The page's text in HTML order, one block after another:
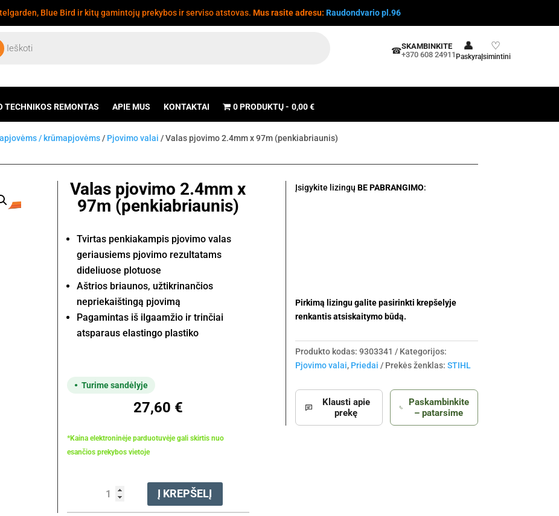
Blue Bird ir kitų gamintojų prekybos ir serviso atstovas. Mus rasite adresu: Raudondvario pl.96
☎SKAMBINKITE
+370 608 24911
👤
Paskyra
♡
Įsimintini
TECHNIKOS REMONTAS APIE MUS KONTAKTAI 0 PRODUKTŲ 0,00 €
/ krūmapjovėms / Pjovimo valai / Valas pjovimo 2.4mm x 97m (penkiabriaunis)
Valas pjovimo 2.4mm x
97m (penkiabriaunis)
Tvirtas penkiakampis pjovimo valas
geriausiems pjovimo rezultatams
dideliuose plotuose
Aštrios briaunos, užtikrinančios
nepriekaištingą pjovimą
Pagamintas iš ilgaamžio ir trinčiai
atsparaus elastingo plastiko
Turime sandėlyje
27,60 €
*Kaina elektroninėje parduotuvėje gali skirtis nuo
esančios prekybos vietoje
kiekis:
Valas
Į KREPŠELĮ
Įsigykite lizingų BE PABRANGIMO:
Pirkimą lizingu galite pasirinkti krepšelyje
renkantis atsiskaitymo būdą.
Produkto kodas: 9303341
Kategorijos:
Pjovimo valai, Priedai Prekės ženklas: STIHL
Klausti apie
prekę
Paskambinkite
– patarsime